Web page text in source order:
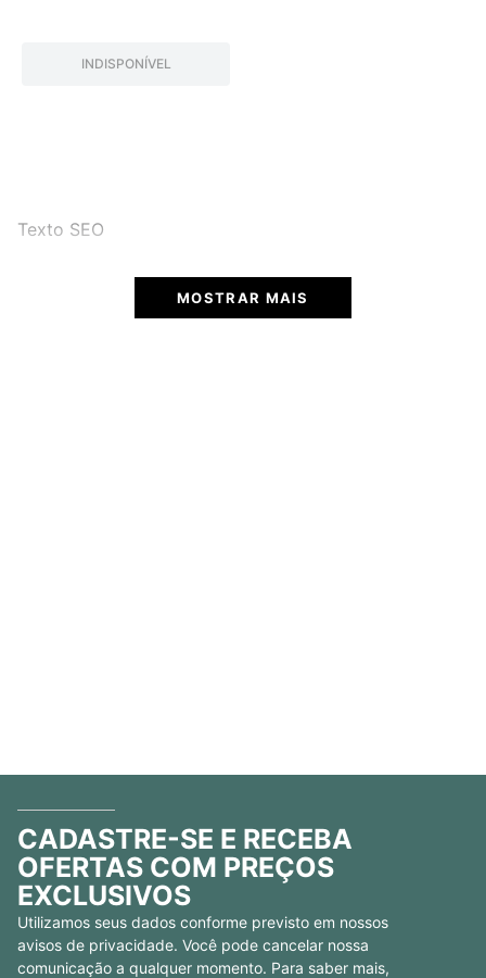
INDISPONÍVEL
Texto SEO
MOSTRAR MAIS
CADASTRE-SE E RECEBA
OFERTAS COM PREÇOS
EXCLUSIVOS
Utilizamos seus dados conforme previsto em nossos
avisos de privacidade. Você pode cancelar nossa
comunicação a qualquer momento. Para saber mais,